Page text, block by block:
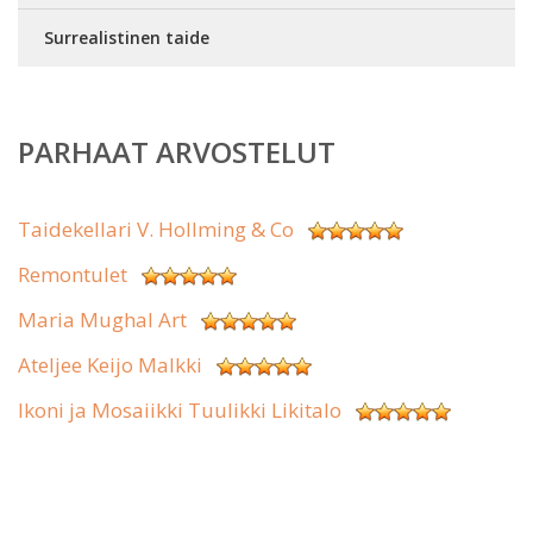
Surrealistinen taide
PARHAAT ARVOSTELUT
Taidekellari V. Hollming & Co
Remontulet
Maria Mughal Art
Ateljee Keijo Malkki
Ikoni ja Mosaiikki Tuulikki Likitalo